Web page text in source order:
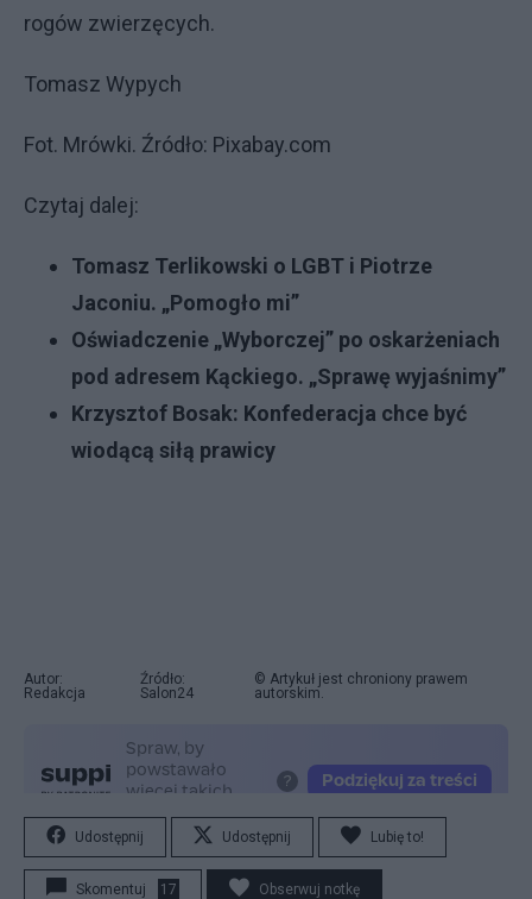
rogów zwierzęcych.
Tomasz Wypych
Fot. Mrówki. Źródło: Pixabay.com
Czytaj dalej:
Tomasz Terlikowski o LGBT i Piotrze
Jaconiu. „Pomogło mi”
Oświadczenie „Wyborczej” po oskarżeniach
pod adresem Kąckiego. „Sprawę wyjaśnimy”
Krzysztof Bosak: Konfederacja chce być
wiodącą siłą prawicy
Autor:
Redakcja
Źródło:
Salon24
© Artykuł jest chroniony prawem
autorskim.
Udostępnij Udostępnij Lubię to!
Skomentuj 17 Obserwuj notkę